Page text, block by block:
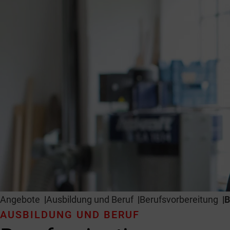
Angebote Ausbildung und Beruf Berufs­vorbereitung
AUSBILDUNG UND BERUF